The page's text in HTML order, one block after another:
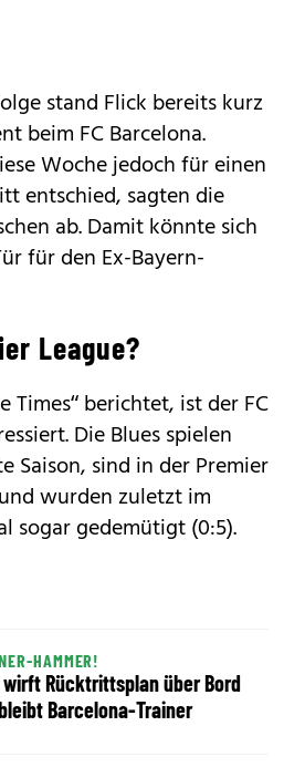
stand Flick bereits kurz
beim FC Barcelona.
Woche jedoch für einen
entschied, sagten die
ab. Damit könnte sich
für den Ex-Bayern-
League?
Times“ berichtet, ist der FC
Die Blues spielen
Saison, sind in der Premier
wurden zuletzt im
sogar gedemütigt (0:5).
HAMMER!
Rücktrittsplan über Bord
Barcelona-Trainer